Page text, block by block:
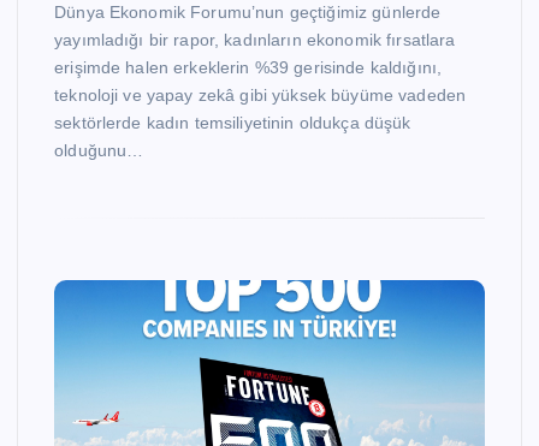
Dünya Ekonomik Forumu’nun geçtiğimiz günlerde
yayımladığı bir rapor, kadınların ekonomik fırsatlara
erişimde halen erkeklerin %39 gerisinde kaldığını,
teknoloji ve yapay zekâ gibi yüksek büyüme vadeden
sektörlerde kadın temsiliyetinin oldukça düşük
olduğunu…